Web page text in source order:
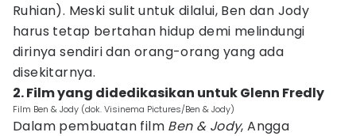
Ruhian). Meski sulit untuk dilalui, Ben dan Jody
harus tetap bertahan hidup demi melindungi
dirinya sendiri dan orang-orang yang ada
disekitarnya.
2. Film yang didedikasikan untuk Glenn Fredly
Film Ben & Jody (dok. Visinema Pictures/Ben & Jody)
Dalam pembuatan film Ben & Jody, Angga